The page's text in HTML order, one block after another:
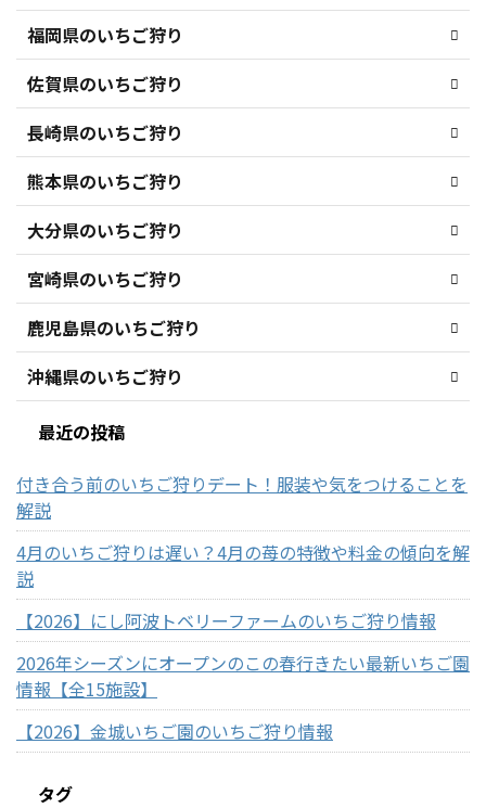
福岡県のいちご狩り
佐賀県のいちご狩り
長崎県のいちご狩り
熊本県のいちご狩り
大分県のいちご狩り
宮崎県のいちご狩り
鹿児島県のいちご狩り
沖縄県のいちご狩り
最近の投稿
付き合う前のいちご狩りデート！服装や気をつけることを
解説
4月のいちご狩りは遅い？4月の苺の特徴や料金の傾向を解
説
【2026】にし阿波トベリーファームのいちご狩り情報
2026年シーズンにオープンのこの春行きたい最新いちご園
情報【全15施設】
【2026】金城いちご園のいちご狩り情報
タグ